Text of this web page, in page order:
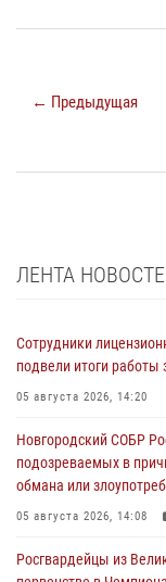
← Предыдущая
ЛЕНТА
Сотрудники
подвели итоги работы
05 августа 2026, 14:20
Новгородский СОБР
подозреваемых в
обмана или
05 августа 2026, 14:08
Росгвардейцы из